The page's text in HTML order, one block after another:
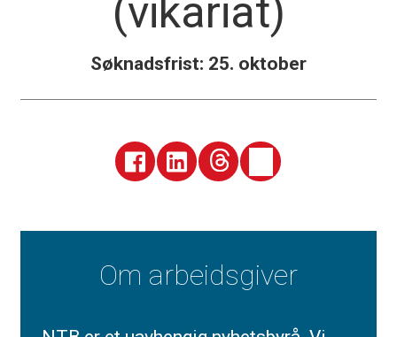
(vikariat)
Søknadsfrist: 25. oktober
Om arbeidsgiver